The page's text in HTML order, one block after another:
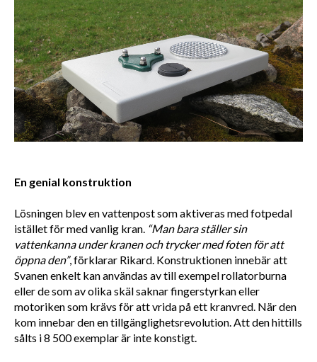
En genial konstruktion
Lösningen blev en vattenpost som aktiveras med fotpedal
istället för med vanlig kran. “Man bara ställer sin
vattenkanna under kranen och trycker med foten för att
öppna den”, förklarar Rikard. Konstruktionen innebär att
Svanen enkelt kan användas av till exempel rollatorburna
eller de som av olika skäl saknar fingerstyrkan eller
motoriken som krävs för att vrida på ett kranvred. När den
kom innebar den en tillgänglighetsrevolution. Att den hittills
sålts i 8 500 exemplar är inte konstigt.